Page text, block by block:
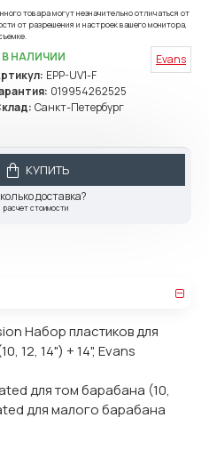
товара могут незначительно отличаться от
от разрешения и настроек вашего монитора,
В НАЛИЧИИ
EPP-UV1-F
019954262525
Санкт-Петербург
Evans
КУПИТЬ
доставка?
расчет стоимости
Набор пластиков для
12, 14") + 14", Evans
для том барабана (10,
для малого барабана